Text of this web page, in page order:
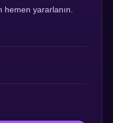
hemen yararlanın.